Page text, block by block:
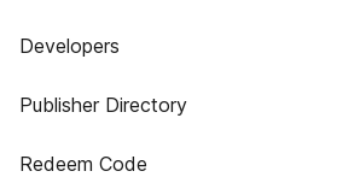
Developers
Publisher Directory
Redeem Code